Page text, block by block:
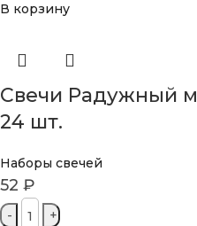
В корзину
Свечи Радужный
24 шт.
Наборы свечей
52 ₽